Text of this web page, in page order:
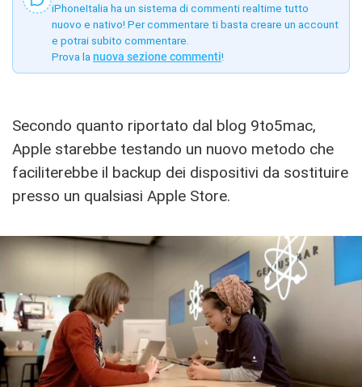
iPhoneItalia ha un sistema di commenti realtime tutto
nuovo e nativo! Per commentare ti basta creare un account
e potrai subito commentare.
Prova la nuova sezione commenti!
Secondo quanto riportato dal blog 9to5mac,
Apple starebbe testando un nuovo metodo che
faciliterebbe il backup dei dispositivi da sostituire
presso un qualsiasi Apple Store.